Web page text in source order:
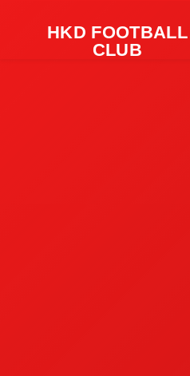
HKD FOOTBALL
CLUB